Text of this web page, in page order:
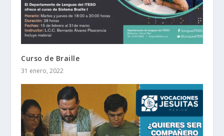
Curso de Braille
31 enero, 2022